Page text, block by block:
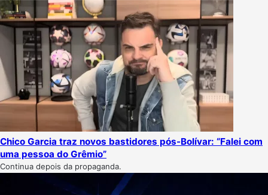
Chico Garcia traz novos bastidores pós-Bolívar: “Falei com
uma pessoa do Grêmio”
Continua depois da propaganda.